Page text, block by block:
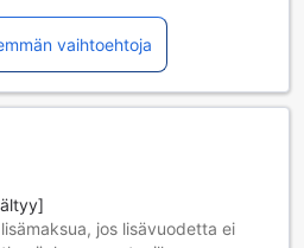
vaihtoehtoja
jos lisävuodetta ei